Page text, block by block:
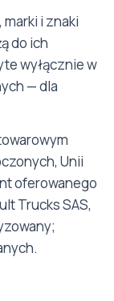
i znaki
do ich
wyłącznie w
— dla
Unii
oferowanego
Trucks SAS,